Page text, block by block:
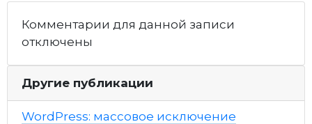
Комментарии для данной записи
отключены
Другие публикации
WordPress: массовое исключение